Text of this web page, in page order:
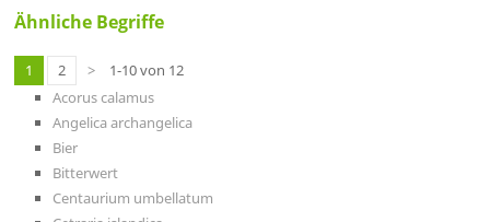
Ähnliche Begriffe
1 2 >
1-10 von 12
Acorus calamus
Angelica archangelica
Bier
Bitterwert
Centaurium umbellatum